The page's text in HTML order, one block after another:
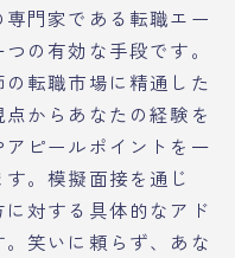
門家である転職エー
の有効な手段です。
転職市場に精通した
からあなたの経験を
ピールポイントを一
。模擬面接を通じ
対する具体的なアド
笑いに頼らず、あな